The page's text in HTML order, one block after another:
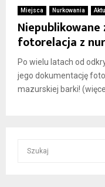
Miejsca Nurkowania
fotorelacja z
Po wielu latach od
jego dokumentację
mazurskiej barki!